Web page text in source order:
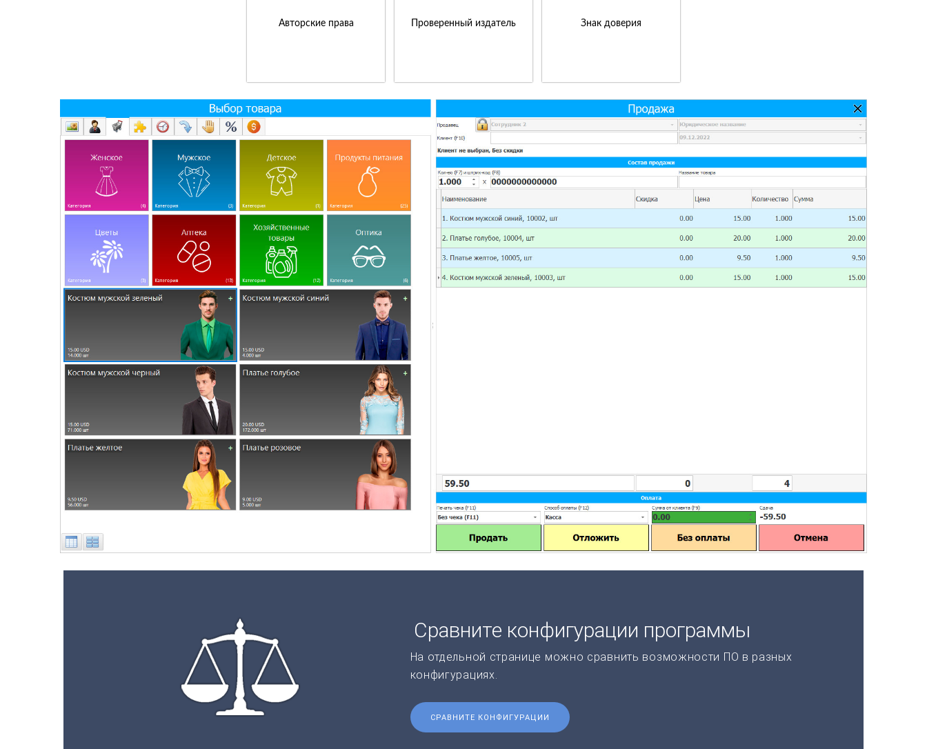
Авторские права Проверенный издатель Знак доверия
Сравните конфигурации программы
На отдельной странице можно сравнить возможности ПО в разных
конфигурациях.
СРАВНИТЕ КОНФИГУРАЦИИ